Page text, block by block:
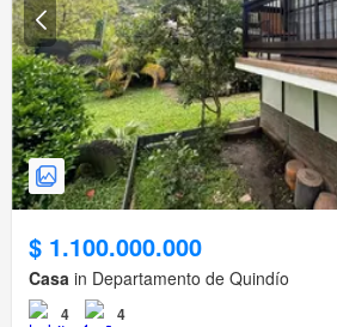
$ 1.100.000.000
Casa in Departamento de Quindío
4 4